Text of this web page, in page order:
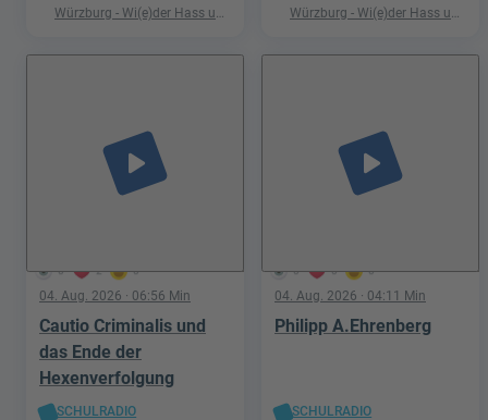
Würzburg - Wi(e)der Hass und
Würzburg - Wi(e)der Hass und
0 2 0
play_arrow
04. Aug. 2026 · 06:56 Min
Cautio Criminalis und
das Ende der
Hexenverfolgung
SCHULRADIO
0 0 0
play_arrow
04. Aug. 2026 · 04:11 Min
Philipp A.Ehrenberg
SCHULRADIO